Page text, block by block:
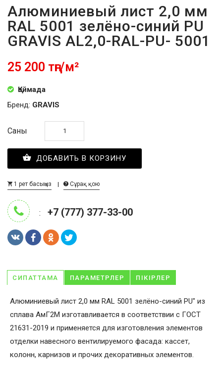
Алюминиевый лист 2,0 мм
RAL 5001 зелёно-синий PU
GRAVIS AL2,0-RAL-PU- 5001
25 200 тңг/м²
Қоймада
Бренд: GRAVIS
Саны
ДОБАВИТЬ В КОРЗИНУ
1 рет басыңыз Сұрақ қою
: +7 (777) 377-33-00
СИПАТТАМА ПАРАМЕТРЛЕР ПІКІРЛЕР
Алюминиевый лист 2,0 мм RAL 5001 зелёно-синий PU" из
сплава АмГ2М изготавливается в соответствии с ГОСТ
21631-2019 и применяется для изготовления элементов
отделки навесного вентилируемого фасада: кассет,
колонн, карнизов и прочих декоративных элементов.